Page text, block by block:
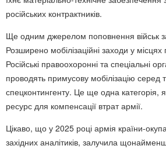
російських контрактників.
Ще одним джерелом поповнення військ
Розширено мобілізаційні заходи у
Російські правоохоронні та спеціальні
проводять примусову мобілізацію серед
спецконтингенту. Це ще одна категорія,
ресурс для компенсації втрат армії.
Цікаво, що у 2025 році армія країни-
західних аналітиків, залучила